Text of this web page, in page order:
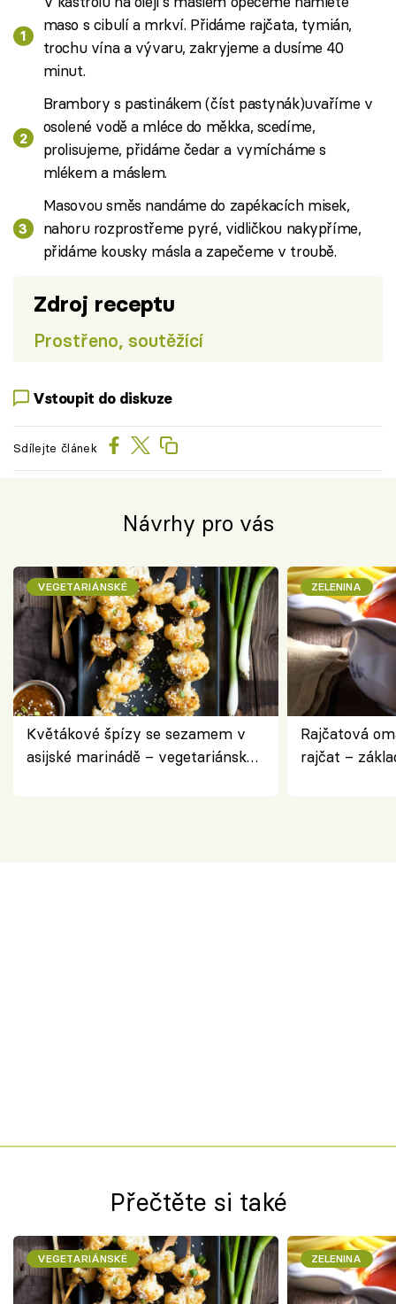
maso s cibulí a mrkví. Přidáme rajčata, tymián,
trochu vína a vývaru, zakryjeme a dusíme 40
minut.
Brambory s pastinákem (číst pastynák)uvaříme v
osolené vodě a mléce do měkka, scedíme,
prolisujeme, přidáme čedar a vymícháme s
mlékem a máslem.
Masovou směs nandáme do zapékacích misek,
nahoru rozprostřeme pyré, vidličkou nakypříme,
přidáme kousky másla a zapečeme v troubě.
Zdroj receptu
Prostřeno, soutěžící
Vstoupit do diskuze
Sdílejte článek
Návrhy pro vás
VEGETARIÁNSKÉ
Květákové špízy se sezamem v
asijské marinádě – vegetariánská
ZELENINA
Rajčatová
rajčat –
Přečtěte si také
VEGETARIÁNSKÉ ZELENINA